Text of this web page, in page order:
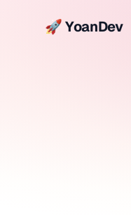
🚀 YoanDev